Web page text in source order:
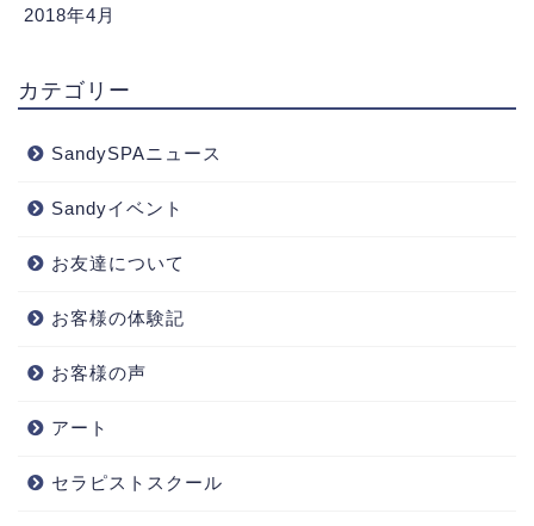
2018年4月
カテゴリー
SandySPAニュース
Sandyイベント
お友達について
お客様の体験記
お客様の声
アート
セラピストスクール